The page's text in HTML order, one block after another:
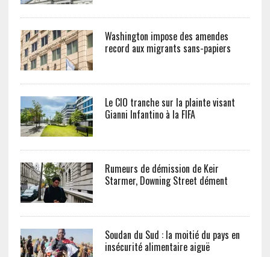
Washington impose des amendes
record aux migrants sans-papiers
Le CIO tranche sur la plainte visant
Gianni Infantino à la FIFA
Rumeurs de démission de Keir
Starmer, Downing Street dément
Soudan du Sud : la moitié du pays en
insécurité alimentaire aiguë